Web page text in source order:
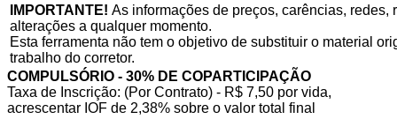
IMPORTANTE! As informações de preços, carências,
alterações a qualquer momento.
Esta ferramenta não tem o objetivo de substituir o material
trabalho do corretor.
COMPULSÓRIO - 30% DE COPARTICIPAÇÃO
Taxa de Inscrição: (Por Contrato) - R$ 7,50 por vida,
acrescentar IOF de 2,38% sobre o valor total final